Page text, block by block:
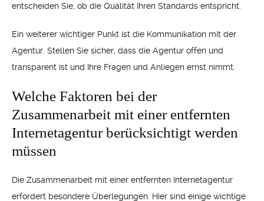
entscheiden Sie, ob die Qualität Ihren Standards entspricht.
Ein weiterer wichtiger Punkt ist die Kommunikation mit der
Agentur. Stellen Sie sicher, dass die Agentur offen und
transparent ist und Ihre Fragen und Anliegen ernst nimmt.
Welche Faktoren bei der
Zusammenarbeit mit einer entfernten
Internetagentur berücksichtigt werden
müssen
Die Zusammenarbeit mit einer entfernten Internetagentur
erfordert besondere Überlegungen. Hier sind einige wichtige